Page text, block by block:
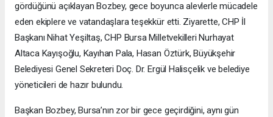
gördüğünü açıklayan Bozbey, gece boyunca alevlerle mücadele
eden ekiplere ve vatandaşlara teşekkür etti. Ziyarette, CHP İl
Başkanı Nihat Yeşiltaş, CHP Bursa Milletvekilleri Nurhayat
Altaca Kayışoğlu, Kayıhan Pala, Hasan Öztürk, Büyükşehir
Belediyesi Genel Sekreteri Doç. Dr. Ergül Halisçelik ve belediye
yöneticileri de hazır bulundu.
Başkan Bozbey, Bursa’nın zor bir gece geçirdiğini, aynı gün